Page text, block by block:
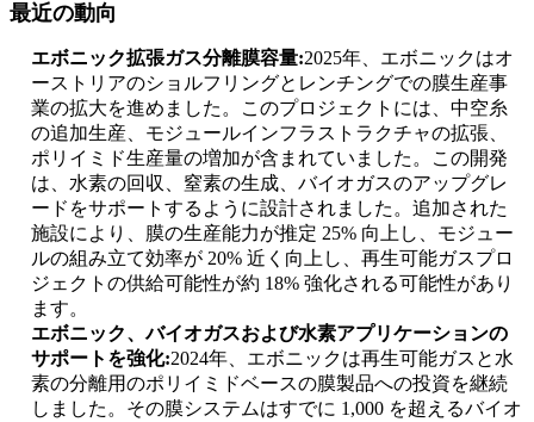
最近の動向
エボニック拡張ガス分離膜容量:2025年、エボニックはオ
ーストリアのショルフリングとレンチングでの膜生産事
業の拡大を進めました。このプロジェクトには、中空糸
の追加生産、モジュールインフラストラクチャの拡張、
ポリイミド生産量の増加が含まれていました。この開発
は、水素の回収、窒素の生成、バイオガスのアップグレ
ードをサポートするように設計されました。追加された
施設により、膜の生産能力が推定 25% 向上し、モジュー
ルの組み立て効率が 20% 近く向上し、再生可能ガスプロ
ジェクトの供給可能性が約 18% 強化される可能性があり
ます。
エボニック、バイオガスおよび水素アプリケーションの
サポートを強化:2024年、エボニックは再生可能ガスと水
素の分離用のポリイミドベースの膜製品への投資を継続
しました。その膜システムはすでに 1,000 を超えるバイオ